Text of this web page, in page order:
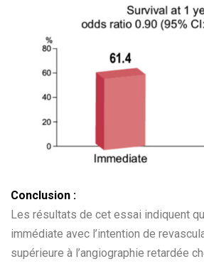
Conclusion :
Les résultats de cet essai indiquent
immédiate avec l’intention de
supérieure à l’angiographie retardée